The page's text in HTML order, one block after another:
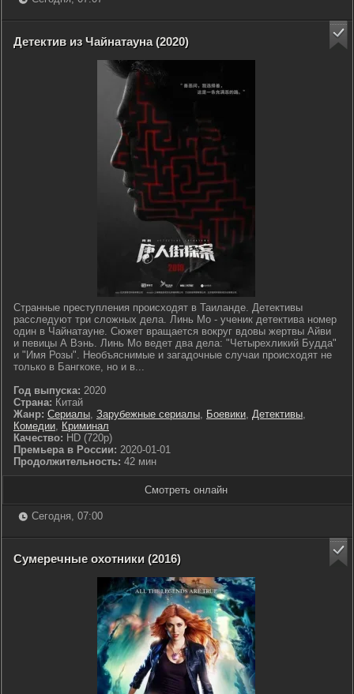
Детектив из Чайнатауна (2020)
Странные преступления происходят в Таиланде. Детективы
расследуют три сложных дела. Линь Мо - ученик детектива номер
один в Чайнатауне. Сюжет вращается вокруг вдовы жертвы Айви
и певицы А Вэнь. Линь Мо ведет два дела: "Четырехликий Будда"
и "Имя Розы". Необъяснимые и загадочные случаи происходят не
только в Бангкоке, но и в...
Год выпуска: 2020
Страна: Китай
Жанр: Сериалы, Зарубежные сериалы, Боевики, Детективы,
Комедии, Криминал
Качество: HD (720p)
Премьера в России: 2020-01-01
Продолжительность: 42 мин
Смотреть онлайн
Сегодня, 07:00
Сумеречные охотники (2016)